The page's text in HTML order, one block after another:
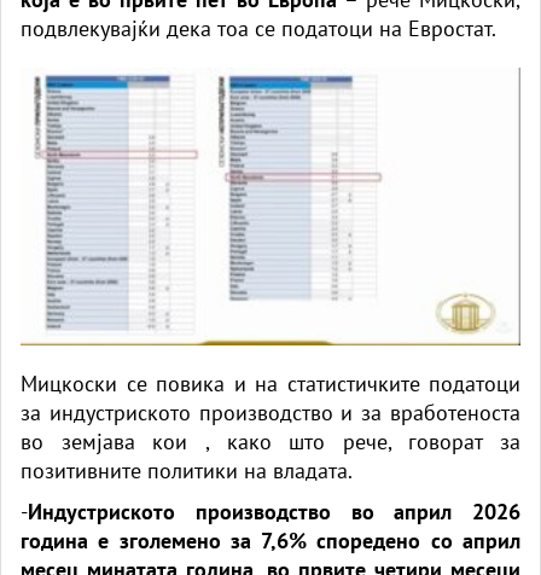
подвлекувајќи дека тоа се податоци на Евростат.
Мицкоски се повика и на статистичките податоци
за индустриското производство и за вработеноста
во зeмјава кои , како што рече, говорат за
позитивните политики на владата.
-Индустриското производство во април 2026
година е зголемено за 7,6% споредено со април